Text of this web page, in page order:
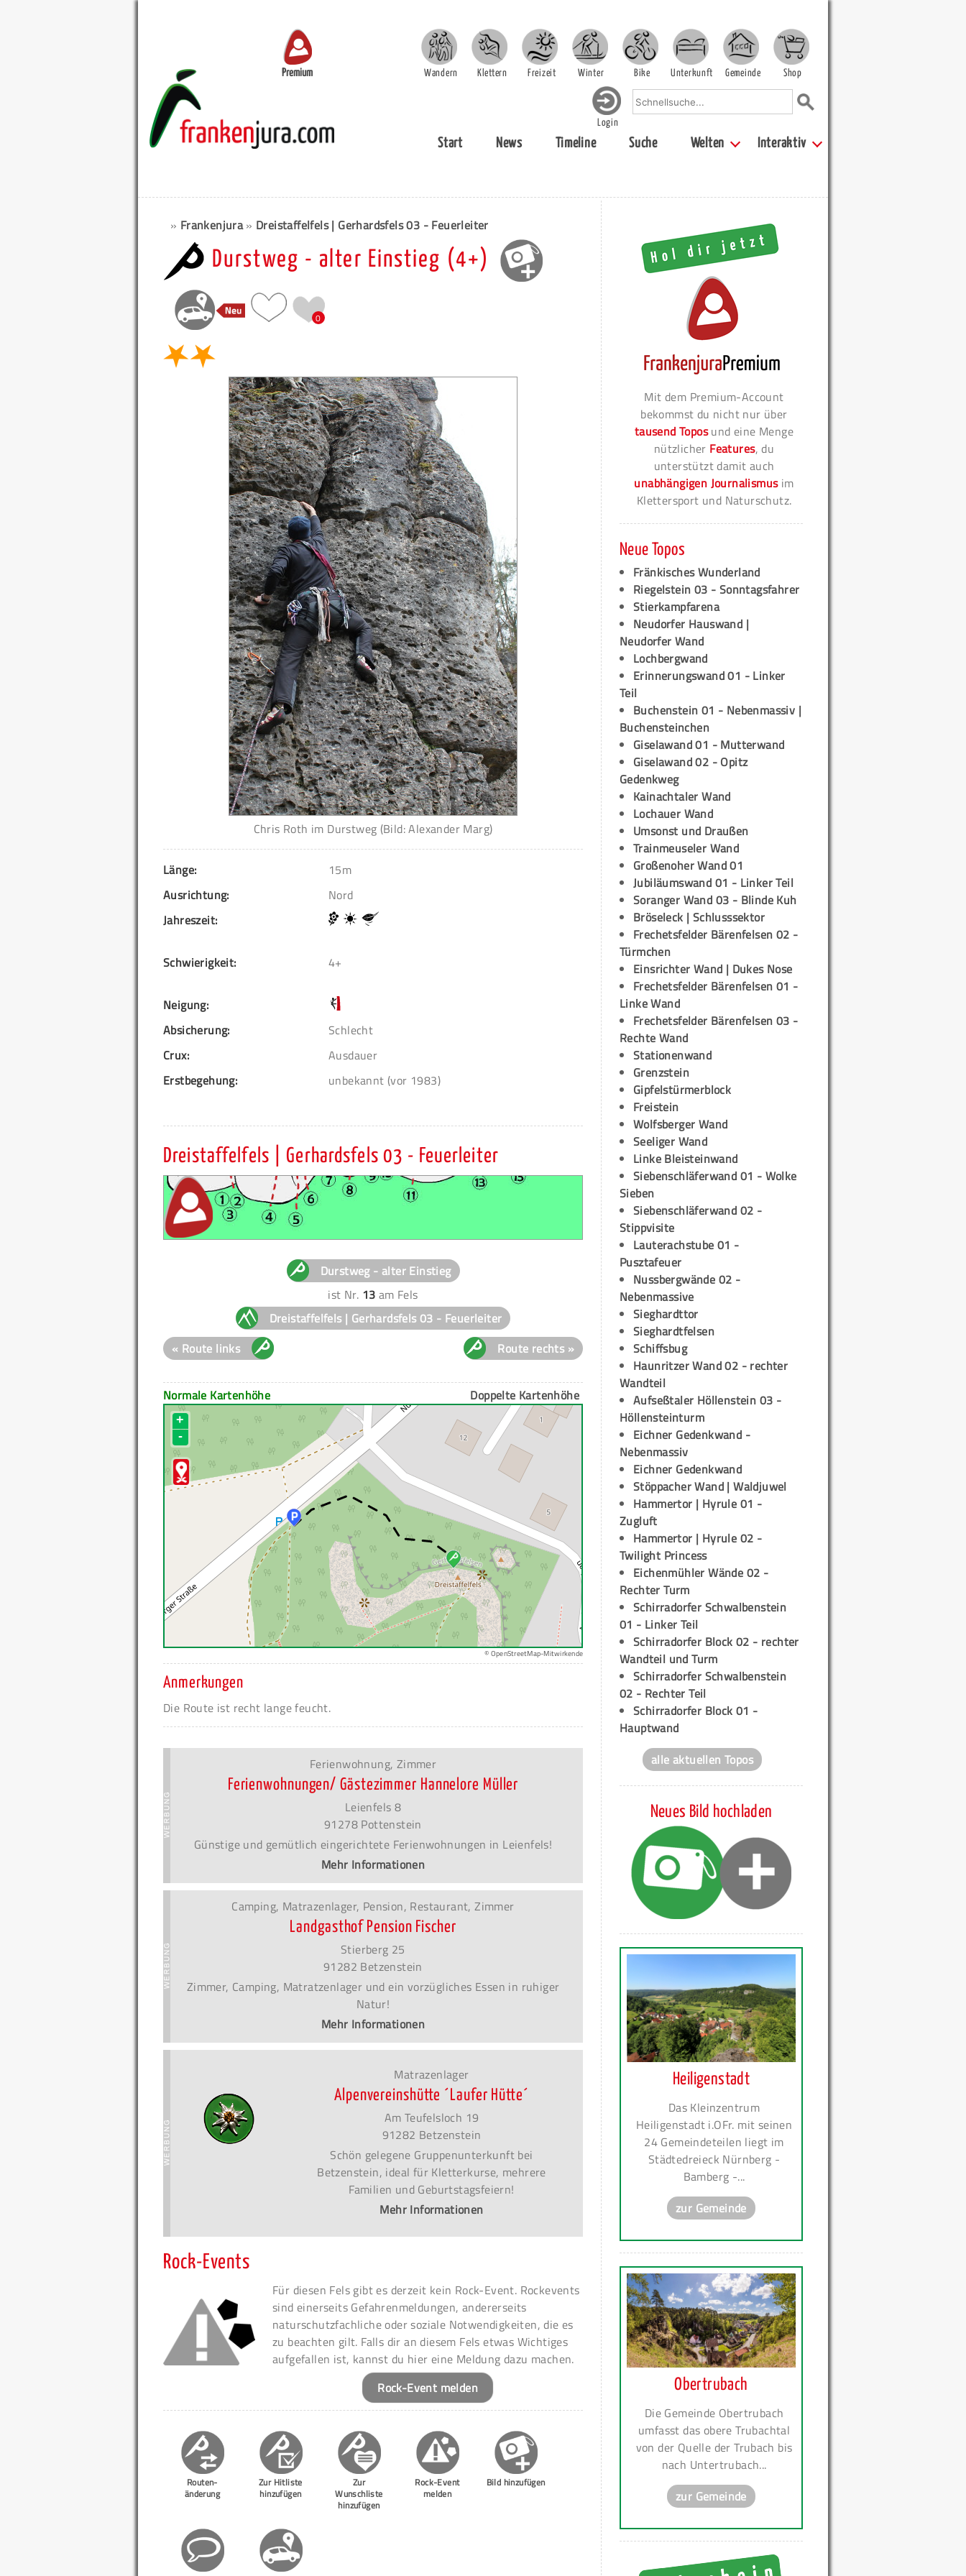
Premium Wandern Klettern Freizeit Winter Bike Unterkunft Gemeinde Shop
Login
Start News Timeline Suche Welten Interaktiv
» Frankenjura» Dreistaffelfels | Gerhardsfels 03 - Feuerleiter
Durstweg - alter Einstieg (4+)
0
Chris Roth im Durstweg (Bild: Alexander Marg)
Länge:
15m
Ausrichtung:
Nord
Jahreszeit:
Schwierigkeit: 4+
Neigung:
Absicherung:
Schlecht
Crux:
Ausdauer
Erstbegehung:
unbekannt (vor 1983)
Dreistaffelfels | Gerhardsfels 03 - Feuerleiter
Durstweg - alter Einstieg
ist Nr. 13 am Fels
Dreistaffelfels | Gerhardsfels 03 - Feuerleiter
« Route links
Route rechts »
Normale Kartenhöhe Doppelte Kartenhöhe
+
-
© OpenStreetMap-Mitwirkende
Anmerkungen
Die Route ist recht lange feucht.
Ferienwohnung, Zimmer
Ferienwohnungen/ Gästezimmer Hannelore Müller
Leienfels 8
91278 Pottenstein
Günstige und gemütlich eingerichtete Ferienwohnungen in Leienfels!
Mehr Informationen
Camping, Matrazenlager, Pension, Restaurant, Zimmer
Landgasthof Pension Fischer
Stierberg 25
91282 Betzenstein
Zimmer, Camping, Matratzenlager und ein vorzügliches Essen in ruhiger
Natur!
Mehr Informationen
Matrazenlager
Alpenvereinshütte ´Laufer Hütte´
Am Teufelsloch 19
91282 Betzenstein
Schön gelegene Gruppenunterkunft bei
Betzenstein, ideal für Kletterkurse, mehrere
Familien und Geburtstagsfeiern!
Mehr Informationen
Rock-Events
Für diesen Fels gibt es derzeit kein Rock-Event. Rockevents
sind einerseits Gefahrenmeldungen, andererseits
naturschutzfachliche oder soziale Notwendigkeiten, die es
zu beachten gilt. Falls dir an diesem Fels etwas Wichtiges
aufgefallen ist, kannst du hier eine Meldung dazu machen.
Rock-Event melden
Routen-
änderung
Zur Hitliste
hinzufügen
Zur
Wunschliste
hinzufügen
Rock-Event
melden
Bild hinzufügen
Mit dem Premium-Account
bekommst du nicht nur über
tausend Toposund eine Menge
nützlicher Features, du
unterstützt damit auch
unabhängigen Journalismusim
Klettersport und Naturschutz.
Neue Topos
Fränkisches Wunderland
Riegelstein 03 - Sonntagsfahrer
Stierkampfarena
Neudorfer Hauswand |
Neudorfer Wand
Lochbergwand
Erinnerungswand 01 - Linker
Teil
Buchenstein 01 - Nebenmassiv |
Buchensteinchen
Giselawand 01 - Mutterwand
Giselawand 02 - Opitz
Gedenkweg
Kainachtaler Wand
Lochauer Wand
Umsonst und Draußen
Trainmeuseler Wand
Großenoher Wand 01
Jubiläumswand 01 - Linker Teil
Soranger Wand 03 - Blinde Kuh
Bröseleck | Schlusssektor
Frechetsfelder Bärenfelsen 02 -
Türmchen
Einsrichter Wand | Dukes Nose
Frechetsfelder Bärenfelsen 01 -
Linke Wand
Frechetsfelder Bärenfelsen 03 -
Rechte Wand
Stationenwand
Grenzstein
Gipfelstürmerblock
Freistein
Wolfsberger Wand
Seeliger Wand
Linke Bleisteinwand
Siebenschläferwand 01 - Wolke
Sieben
Siebenschläferwand 02 -
Stippvisite
Lauterachstube 01 -
Pusztafeuer
Nussbergwände 02 -
Nebenmassive
Sieghardttor
Sieghardtfelsen
Schiffsbug
Haunritzer Wand 02 - rechter
Wandteil
Aufseßtaler Höllenstein 03 -
Höllensteinturm
Eichner Gedenkwand -
Nebenmassiv
Eichner Gedenkwand
Stöppacher Wand | Waldjuwel
Hammertor | Hyrule 01 -
Zugluft
Hammertor | Hyrule 02 -
Twilight Princess
Eichenmühler Wände 02 -
Rechter Turm
Schirradorfer Schwalbenstein
01 - Linker Teil
Schirradorfer Block 02 - rechter
Wandteil und Turm
Schirradorfer Schwalbenstein
02 - Rechter Teil
Schirradorfer Block 01 -
Hauptwand
alle aktuellen Topos
Neues Bild hochladen
Heiligenstadt
Das Kleinzentrum
Heiligenstadt i.OFr. mit seinen
24 Gemeindeteilen liegt im
Städtedreieck Nürnberg -
Bamberg -...
zur Gemeinde
Obertrubach
Die Gemeinde Obertrubach
umfasst das obere Trubachtal
von der Quelle der Trubach bis
nach Untertrubach...
zur Gemeinde